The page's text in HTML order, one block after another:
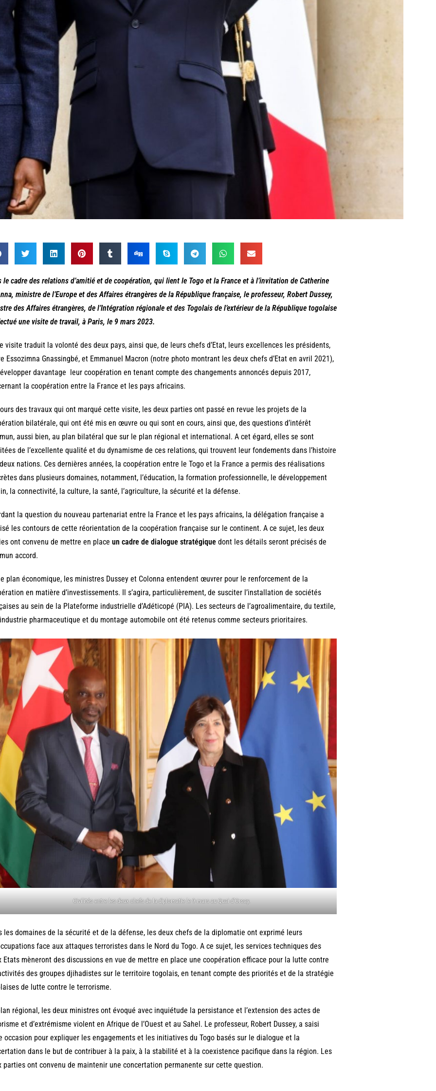
le cadre des relations d’amitié et de coopération, qui lient le Togo et la France et à l’invitation de Catherine
ministre de l’Europe et des Affaires étrangères de la République française, le professeur, Robert Dussey,
des Affaires étrangères, de l’Intégration régionale et des Togolais de l’extérieur de la République togolaise
une visite de travail, à Paris, le 9 mars 2023.
visite traduit la volonté des deux pays, ainsi que, de leurs chefs d’Etat, leurs excellences les présidents,
Essozimna Gnassingbé, et Emmanuel Macron (notre photo montrant les deux chefs d’Etat en avril 2021),
davantage leur coopération en tenant compte des changements annoncés depuis 2017,
la coopération entre la France et les pays africains.
des travaux qui ont marqué cette visite, les deux parties ont passé en revue les projets de la
bilatérale, qui ont été mis en œuvre ou qui sont en cours, ainsi que, des questions d’intérêt
aussi bien, au plan bilatéral que sur le plan régional et international. A cet égard, elles se sont
de l’excellente qualité et du dynamisme de ces relations, qui trouvent leur fondements dans l’histoire
nations. Ces dernières années, la coopération entre le Togo et la France a permis des réalisations
dans plusieurs domaines, notamment, l’éducation, la formation professionnelle, le développement
la connectivité, la culture, la santé, l’agriculture, la sécurité et la défense.
la question du nouveau partenariat entre la France et les pays africains, la délégation française a
les contours de cette réorientation de la coopération française sur le continent. A ce sujet, les deux
ont convenu de mettre en place un cadre de dialogue stratégiquedont les détails seront précisés de
accord.
plan économique, les ministres Dussey et Colonna entendent œuvrer pour le renforcement de la
en matière d’investissements. Il s’agira, particulièrement, de susciter l’installation de sociétés
au sein de la Plateforme industrielle d’Adéticopé (PIA). Les secteurs de l’agroalimentaire, du textile,
pharmaceutique et du montage automobile ont été retenus comme secteurs prioritaires.
Civilités entre les deux chefs de la diplomatie le 9 mars au Quai d’Orsay.
les domaines de la sécurité et de la défense, les deux chefs de la diplomatie ont exprimé leurs
face aux attaques terroristes dans le Nord du Togo. A ce sujet, les services techniques des
Etats mèneront des discussions en vue de mettre en place une coopération efficace pour la lutte contre
des groupes djihadistes sur le territoire togolais, en tenant compte des priorités et de la stratégie
de lutte contre le terrorisme.
régional, les deux ministres ont évoqué avec inquiétude la persistance et l’extension des actes de
et d’extrémisme violent en Afrique de l’Ouest et au Sahel. Le professeur, Robert Dussey, a saisi
occasion pour expliquer les engagements et les initiatives du Togo basés sur le dialogue et la
dans le but de contribuer à la paix, à la stabilité et à la coexistence pacifique dans la région. Les
parties ont convenu de maintenir une concertation permanente sur cette question.